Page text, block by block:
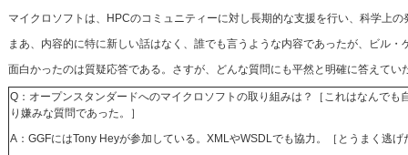
マイクロソフトは、HPCのコミュニティーに対し長期的な支援を行い、科学上
まあ、内容的に特に新しい話はなく、誰でも言うような内容であったが、ビル
面白かったのは質疑応答である。さすが、どんな質問にも平然と明確に答えて
Q：オープンスタンダードへのマイクロソフトの取り組みは？［これはなんでも
り嫌みな質問であった。］
A：GGFにはTony Heyが参加している。XMLやWSDLでも協力。［とうまく逃げ